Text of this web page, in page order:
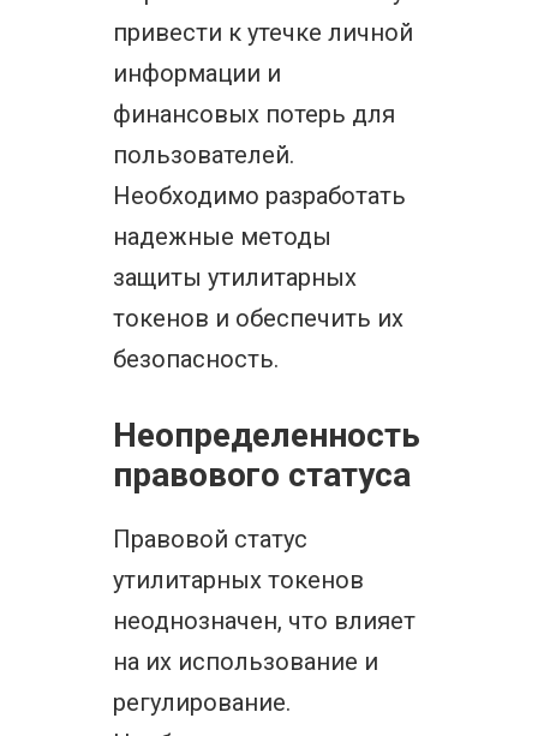
привести к утечке личной
информации и
финансовых потерь для
пользователей.
Необходимо разработать
надежные методы
защиты утилитарных
токенов и обеспечить их
безопасность.
Неопределенность
правового статуса
Правовой статус
утилитарных токенов
неоднозначен, что влияет
на их использование и
регулирование.